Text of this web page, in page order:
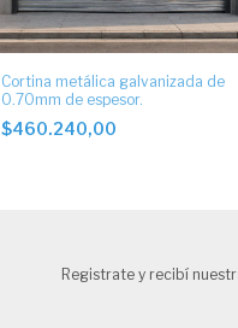
Cortina metálica galvanizada de
0.70mm de espesor.
$460.240,00
Registrate y recibí